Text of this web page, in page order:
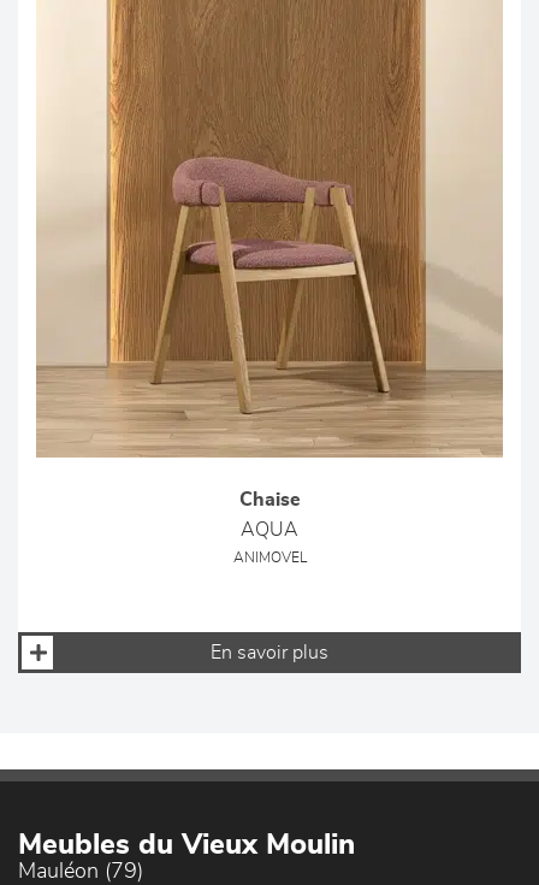
Chaise
AQUA
ANIMOVEL
En savoir plus
Meubles du Vieux Moulin
Mauléon (79)